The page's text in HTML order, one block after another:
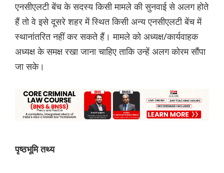
एनसीएलटी बेंच के सदस्य किसी मामले की सुनवाई से अलग होते
हैं तो वे इसे दूसरे शहर में स्थित किसी अन्य एनसीएलटी बेंच में
स्थानांतरित नहीं कर सकते हैं। मामले को अध्यक्ष/कार्यवाहक
अध्यक्ष के समक्ष रखा जाना चाहिए ताकि उन्हें अलग कोरम सौंपा
जा सके।
पृष्ठभूमि तथ्य